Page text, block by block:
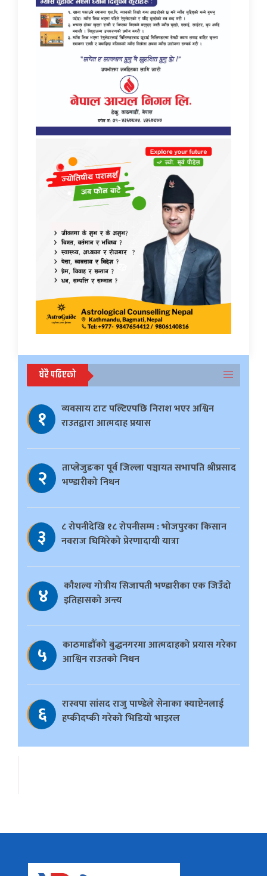
धेरै पढिएको
१
व्यवसाय टाट पल्टिएपछि निराश भएर अश्विन
राउतद्वारा आत्मदाह प्रयास
२
ताप्लेजुङका पूर्व जिल्ला पञ्चायत सभापति श्रीप्रसाद
भण्डारीको निधन
३
८ रोपनीदेखि १८ रोपनीसम्म : भोजपुरका किसान
नवराज घिमिरेको प्रेरणादायी यात्रा
४
काैशल्य गोत्रीय सिजापती भण्डारीका एक जिउँदो
इतिहासको अन्त्य
५
काठमाडौँको बुद्धनगरमा आत्मदाहको प्रयास गरेका
आश्विन राउतको निधन
६
रास्वपा सांसद राजु पाण्डेले सेनाका क्याप्टेनलाई
हप्कीदप्की गरेको भिडियो भाइरल